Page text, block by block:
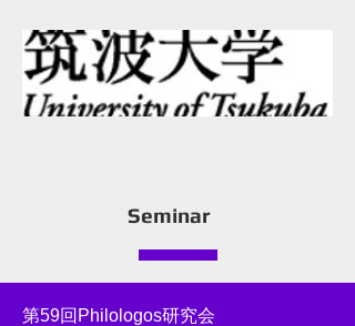
Seminar
第59回Philologos研究会